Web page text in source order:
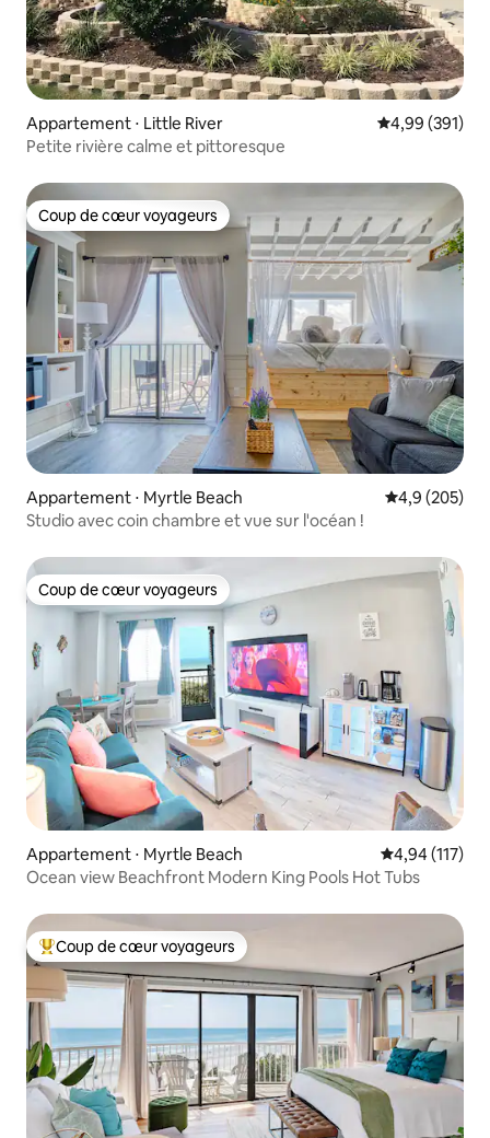
Appartement ⋅ Little River Évaluation
4,99 (391)
Petite rivière calme et pittoresque
Coup de cœur voyageurs
Coup de cœur voyageurs
Appartement ⋅ Myrtle Beach Évaluation
4,9 (205)
Studio avec coin chambre et vue sur l'océan !
Coup de cœur voyageurs
Coup de cœur voyageurs
Appartement ⋅ Myrtle Beach Évaluation
4,94 (117)
Ocean view Beachfront Modern King Pools Hot Tubs
Coups de cœur voyageurs les plus appréciés
Coup de cœur voyageurs